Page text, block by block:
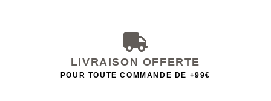
LIVRAISON OFFERTE
POUR TOUTE COMMANDE DE +99€